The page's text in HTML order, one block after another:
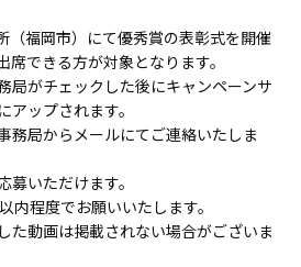
福岡市）にて優秀賞の表彰式を開催
席できる方が対象となります。
局がチェックした後にキャンペーンサ
ップされます。
務局からメールにてご連絡いたしま
いただけます。
程度でお願いいたします。
た動画は掲載されない場合がございま